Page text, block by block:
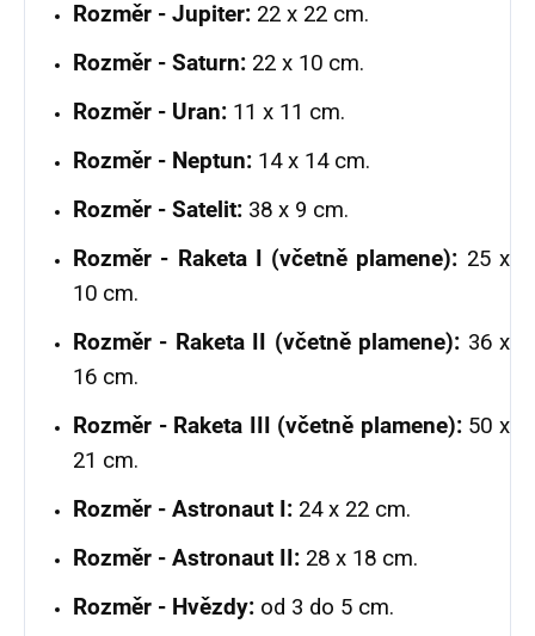
Rozměr - Jupiter: 22 x 22 cm.
Rozměr - Saturn: 22 x 10 cm.
Rozměr - Uran: 11 x 11 cm.
Rozměr - Neptun: 14 x 14 cm.
Rozměr - Satelit: 38 x 9 cm.
Rozměr - Raketa I (včetně plamene): 25 x
10 cm.
Rozměr - Raketa II (včetně plamene): 36 x
16 cm.
Rozměr - Raketa III (včetně plamene):50 x
21 cm.
Rozměr - Astronaut I: 24 x 22 cm.
Rozměr - Astronaut II: 28 x 18 cm.
Rozměr - Hvězdy: od 3 do 5 cm.